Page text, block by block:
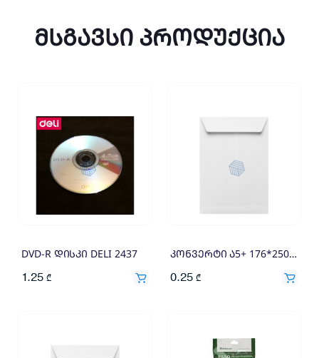
მსგავსი პროდუქცია
DVD-R დისკი DELI 2437
1.25 ₾
კონვერტი ა5+ 176*250 110გრ
0.25 ₾